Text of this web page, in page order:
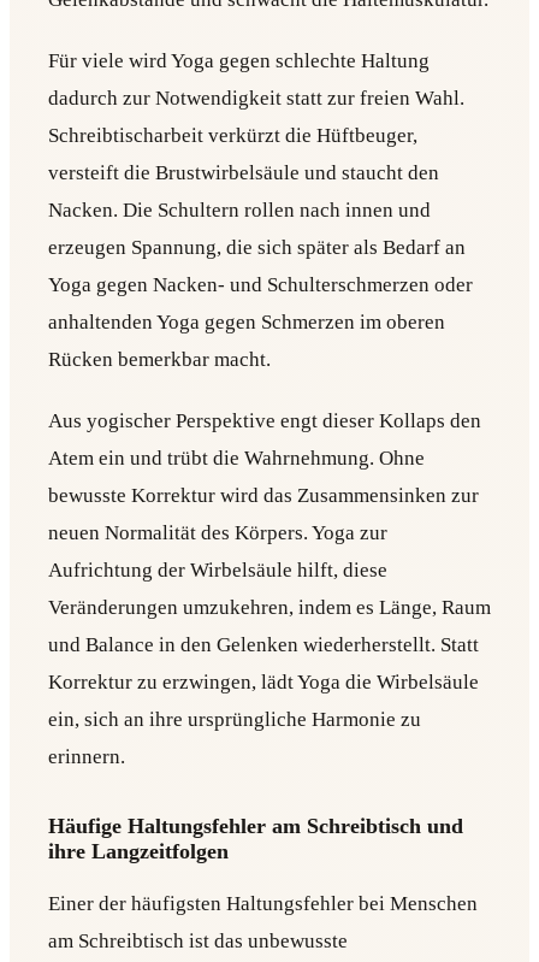
Für viele wird Yoga gegen schlechte Haltung
dadurch zur Notwendigkeit statt zur freien Wahl.
Schreibtischarbeit verkürzt die Hüftbeuger,
versteift die Brustwirbelsäule und staucht den
Nacken. Die Schultern rollen nach innen und
erzeugen Spannung, die sich später als Bedarf an
Yoga gegen Nacken- und Schulterschmerzen oder
anhaltenden Yoga gegen Schmerzen im oberen
Rücken bemerkbar macht.
Aus yogischer Perspektive engt dieser Kollaps den
Atem ein und trübt die Wahrnehmung. Ohne
bewusste Korrektur wird das Zusammensinken zur
neuen Normalität des Körpers. Yoga zur
Aufrichtung der Wirbelsäule hilft, diese
Veränderungen umzukehren, indem es Länge, Raum
und Balance in den Gelenken wiederherstellt. Statt
Korrektur zu erzwingen, lädt Yoga die Wirbelsäule
ein, sich an ihre ursprüngliche Harmonie zu
erinnern.
Häufige Haltungsfehler am Schreibtisch und
ihre Langzeitfolgen
Einer der häufigsten Haltungsfehler bei Menschen
am Schreibtisch ist das unbewusste